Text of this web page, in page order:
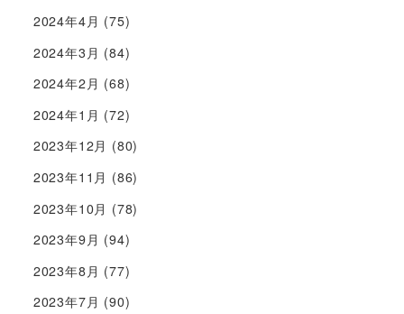
2024年4月 (75)
2024年3月 (84)
2024年2月 (68)
2024年1月 (72)
2023年12月 (80)
2023年11月 (86)
2023年10月 (78)
2023年9月 (94)
2023年8月 (77)
2023年7月 (90)